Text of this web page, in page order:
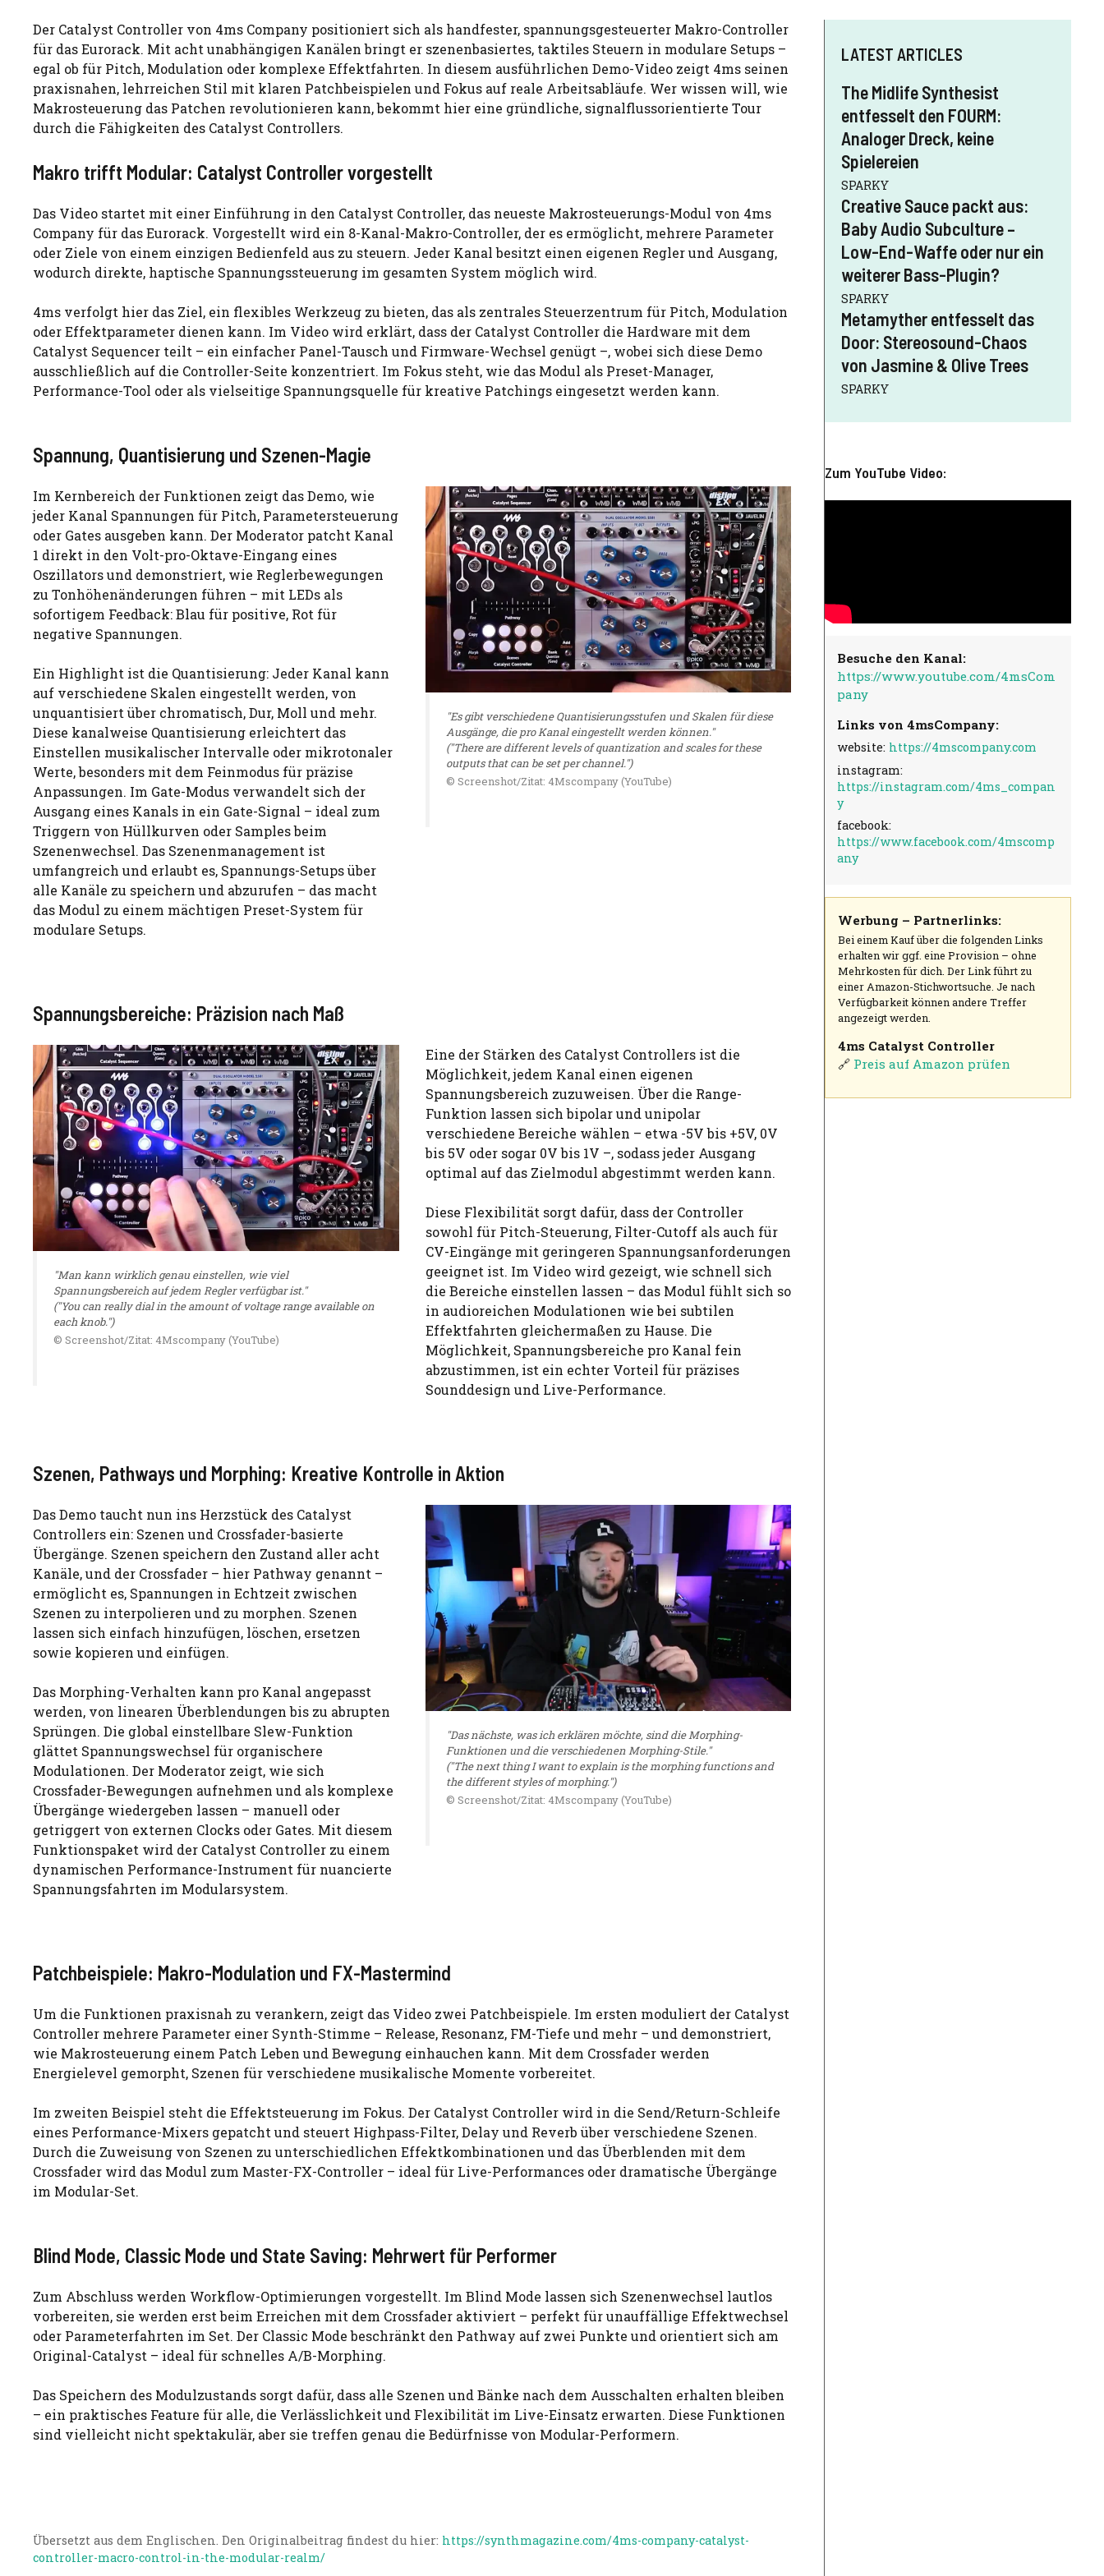
Der Catalyst Controller von 4ms Company positioniert sich als handfester, spannungsgesteuerter Makro-Controller
für das Eurorack. Mit acht unabhängigen Kanälen bringt er szenenbasiertes, taktiles Steuern in modulare Setups –
egal ob für Pitch, Modulation oder komplexe Effektfahrten. In diesem ausführlichen Demo-Video zeigt 4ms seinen
praxisnahen, lehrreichen Stil mit klaren Patchbeispielen und Fokus auf reale Arbeitsabläufe. Wer wissen will, wie
Makrosteuerung das Patchen revolutionieren kann, bekommt hier eine gründliche, signalflussorientierte Tour
durch die Fähigkeiten des Catalyst Controllers.
Makro trifft Modular: Catalyst Controller vorgestellt
Das Video startet mit einer Einführung in den Catalyst Controller, das neueste Makrosteuerungs-Modul von 4ms
Company für das Eurorack. Vorgestellt wird ein 8-Kanal-Makro-Controller, der es ermöglicht, mehrere Parameter
oder Ziele von einem einzigen Bedienfeld aus zu steuern. Jeder Kanal besitzt einen eigenen Regler und Ausgang,
wodurch direkte, haptische Spannungssteuerung im gesamten System möglich wird.
4ms verfolgt hier das Ziel, ein flexibles Werkzeug zu bieten, das als zentrales Steuerzentrum für Pitch, Modulation
oder Effektparameter dienen kann. Im Video wird erklärt, dass der Catalyst Controller die Hardware mit dem
Catalyst Sequencer teilt – ein einfacher Panel-Tausch und Firmware-Wechsel genügt –, wobei sich diese Demo
ausschließlich auf die Controller-Seite konzentriert. Im Fokus steht, wie das Modul als Preset-Manager,
Performance-Tool oder als vielseitige Spannungsquelle für kreative Patchings eingesetzt werden kann.
Spannung, Quantisierung und Szenen-Magie
Im Kernbereich der Funktionen zeigt das Demo, wie
jeder Kanal Spannungen für Pitch, Parametersteuerung
oder Gates ausgeben kann. Der Moderator patcht Kanal
1 direkt in den Volt-pro-Oktave-Eingang eines
Oszillators und demonstriert, wie Reglerbewegungen
zu Tonhöhenänderungen führen – mit LEDs als
sofortigem Feedback: Blau für positive, Rot für
negative Spannungen.
Ein Highlight ist die Quantisierung: Jeder Kanal kann
auf verschiedene Skalen eingestellt werden, von
unquantisiert über chromatisch, Dur, Moll und mehr.
Diese kanalweise Quantisierung erleichtert das
Einstellen musikalischer Intervalle oder mikrotonaler
Werte, besonders mit dem Feinmodus für präzise
Anpassungen. Im Gate-Modus verwandelt sich der
Ausgang eines Kanals in ein Gate-Signal – ideal zum
Triggern von Hüllkurven oder Samples beim
Szenenwechsel. Das Szenenmanagement ist
umfangreich und erlaubt es, Spannungs-Setups über
alle Kanäle zu speichern und abzurufen – das macht
das Modul zu einem mächtigen Preset-System für
modulare Setups.
"Es gibt verschiedene Quantisierungsstufen und Skalen für diese
Ausgänge, die pro Kanal eingestellt werden können."
("There are different levels of quantization and scales for these
outputs that can be set per channel.")
© Screenshot/Zitat: 4Mscompany (YouTube)
Spannungsbereiche: Präzision nach Maß
"Man kann wirklich genau einstellen, wie viel
Spannungsbereich auf jedem Regler verfügbar ist."
("You can really dial in the amount of voltage range available on
each knob.")
© Screenshot/Zitat: 4Mscompany (YouTube)
Eine der Stärken des Catalyst Controllers ist die
Möglichkeit, jedem Kanal einen eigenen
Spannungsbereich zuzuweisen. Über die Range-
Funktion lassen sich bipolar und unipolar
verschiedene Bereiche wählen – etwa -5V bis +5V, 0V
bis 5V oder sogar 0V bis 1V –, sodass jeder Ausgang
optimal auf das Zielmodul abgestimmt werden kann.
Diese Flexibilität sorgt dafür, dass der Controller
sowohl für Pitch-Steuerung, Filter-Cutoff als auch für
CV-Eingänge mit geringeren Spannungsanforderungen
geeignet ist. Im Video wird gezeigt, wie schnell sich
die Bereiche einstellen lassen – das Modul fühlt sich so
in audioreichen Modulationen wie bei subtilen
Effektfahrten gleichermaßen zu Hause. Die
Möglichkeit, Spannungsbereiche pro Kanal fein
abzustimmen, ist ein echter Vorteil für präzises
Sounddesign und Live-Performance.
Szenen, Pathways und Morphing: Kreative Kontrolle in Aktion
Das Demo taucht nun ins Herzstück des Catalyst
Controllers ein: Szenen und Crossfader-basierte
Übergänge. Szenen speichern den Zustand aller acht
Kanäle, und der Crossfader – hier Pathway genannt –
ermöglicht es, Spannungen in Echtzeit zwischen
Szenen zu interpolieren und zu morphen. Szenen
lassen sich einfach hinzufügen, löschen, ersetzen
sowie kopieren und einfügen.
Das Morphing-Verhalten kann pro Kanal angepasst
werden, von linearen Überblendungen bis zu abrupten
Sprüngen. Die global einstellbare Slew-Funktion
glättet Spannungswechsel für organischere
Modulationen. Der Moderator zeigt, wie sich
Crossfader-Bewegungen aufnehmen und als komplexe
Übergänge wiedergeben lassen – manuell oder
getriggert von externen Clocks oder Gates. Mit diesem
Funktionspaket wird der Catalyst Controller zu einem
dynamischen Performance-Instrument für nuancierte
Spannungsfahrten im Modularsystem.
"Das nächste, was ich erklären möchte, sind die Morphing-
Funktionen und die verschiedenen Morphing-Stile."
("The next thing I want to explain is the morphing functions and
the different styles of morphing.")
© Screenshot/Zitat: 4Mscompany (YouTube)
Patchbeispiele: Makro-Modulation und FX-Mastermind
Um die Funktionen praxisnah zu verankern, zeigt das Video zwei Patchbeispiele. Im ersten moduliert der Catalyst
Controller mehrere Parameter einer Synth-Stimme – Release, Resonanz, FM-Tiefe und mehr – und demonstriert,
wie Makrosteuerung einem Patch Leben und Bewegung einhauchen kann. Mit dem Crossfader werden
Energielevel gemorpht, Szenen für verschiedene musikalische Momente vorbereitet.
Im zweiten Beispiel steht die Effektsteuerung im Fokus. Der Catalyst Controller wird in die Send/Return-Schleife
eines Performance-Mixers gepatcht und steuert Highpass-Filter, Delay und Reverb über verschiedene Szenen.
Durch die Zuweisung von Szenen zu unterschiedlichen Effektkombinationen und das Überblenden mit dem
Crossfader wird das Modul zum Master-FX-Controller – ideal für Live-Performances oder dramatische Übergänge
im Modular-Set.
Blind Mode, Classic Mode und State Saving: Mehrwert für Performer
Zum Abschluss werden Workflow-Optimierungen vorgestellt. Im Blind Mode lassen sich Szenenwechsel lautlos
vorbereiten, sie werden erst beim Erreichen mit dem Crossfader aktiviert – perfekt für unauffällige Effektwechsel
oder Parameterfahrten im Set. Der Classic Mode beschränkt den Pathway auf zwei Punkte und orientiert sich am
Original-Catalyst – ideal für schnelles A/B-Morphing.
Das Speichern des Modulzustands sorgt dafür, dass alle Szenen und Bänke nach dem Ausschalten erhalten bleiben
– ein praktisches Feature für alle, die Verlässlichkeit und Flexibilität im Live-Einsatz erwarten. Diese Funktionen
sind vielleicht nicht spektakulär, aber sie treffen genau die Bedürfnisse von Modular-Performern.
Übersetzt aus dem Englischen. Den Originalbeitrag findest du hier: https://synthmagazine.com/4ms-company-catalyst-
controller-macro-control-in-the-modular-realm/
LATEST ARTICLES
The Midlife Synthesist
entfesselt den FOURM:
Analoger Dreck, keine
Spielereien
SPARKY
Creative Sauce packt aus:
Baby Audio Subculture –
Low-End-Waffe oder nur ein
weiterer Bass-Plugin?
SPARKY
Metamyther entfesselt das
Door: Stereosound-Chaos
von Jasmine & Olive Trees
SPARKY
Zum YouTube Video:
Besuche den Kanal:
https://www.youtube.com/4msCom
pany
Links von 4msCompany:
website: https://4mscompany.com
instagram:
https://instagram.com/4ms_compan
y
facebook:
https://www.facebook.com/4mscomp
any
Werbung – Partnerlinks:
Bei einem Kauf über die folgenden Links
erhalten wir ggf. eine Provision – ohne
Mehrkosten für dich. Der Link führt zu
einer Amazon-Stichwortsuche. Je nach
Verfügbarkeit können andere Treffer
angezeigt werden.
4ms Catalyst Controller
🔗 Preis auf Amazon prüfen